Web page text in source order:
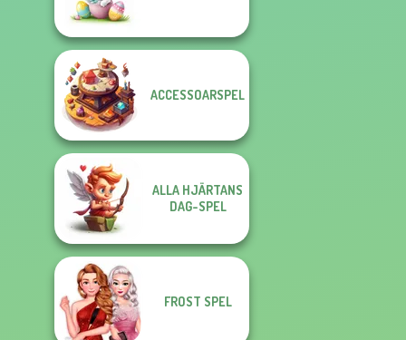
ACCESSOARSPEL
ALLA HJÄRTANS
DAG-SPEL
FROST SPEL